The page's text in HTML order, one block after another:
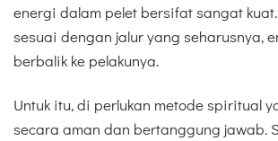
energi dalam pelet bersifat sangat
sesuai dengan jalur yang seharusnya,
berbalik ke pelakunya.
Untuk itu, di perlukan metode spiritual
secara aman dan bertanggung jawab.